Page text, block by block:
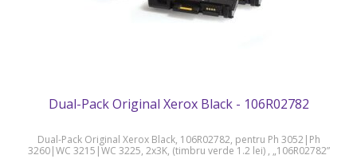
Dual-Pack Original Xerox Black - 106R02782
Dual-Pack Original Xerox Black, 106R02782, pentru Ph 3052|Ph
3260|WC 3215|WC 3225, 2x3K, (timbru verde 1.2 lei) , „106R02782”